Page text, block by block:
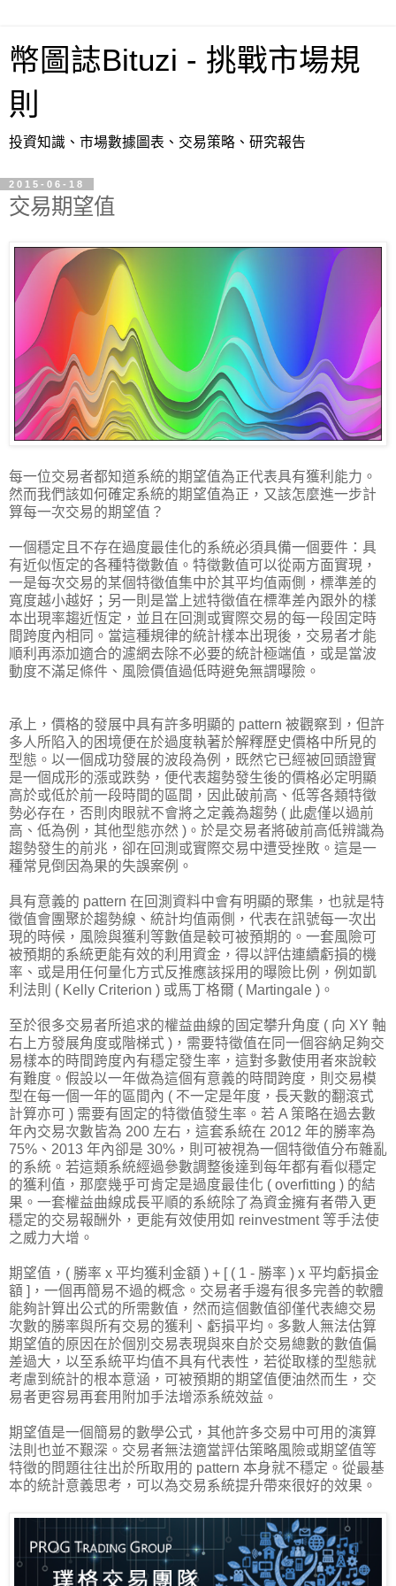
幣圖誌Bituzi - 挑戰市場規
則
投資知識、市場數據圖表、交易策略、研究報告
2015-06-18
交易期望值
每一位交易者都知道系統的期望值為正代表具有獲利能力。
然而我們該如何確定系統的期望值為正，又該怎麼進一步計
算每一次交易的期望值？
一個穩定且不存在過度最佳化的系統必須具備一個要件：具
有近似恆定的各種特徵數值。特徵數值可以從兩方面實現，
一是每次交易的某個特徵值集中於其平均值兩側，標準差的
寬度越小越好；另一則是當上述特徵值在標準差內跟外的樣
本出現率趨近恆定，並且在回測或實際交易的每一段固定時
間跨度內相同。當這種規律的統計樣本出現後，交易者才能
順利再添加適合的濾網去除不必要的統計極端值，或是當波
動度不滿足條件、風險價值過低時避免無謂曝險。
承上，價格的發展中具有許多明顯的 pattern 被觀察到，但許
多人所陷入的困境便在於過度執著於解釋歷史價格中所見的
型態。以一個成功發展的波段為例，既然它已經被回頭證實
是一個成形的漲或跌勢，便代表趨勢發生後的價格必定明顯
高於或低於前一段時間的區間，因此破前高、低等各類特徵
勢必存在，否則肉眼就不會將之定義為趨勢 ( 此處僅以過前
高、低為例，其他型態亦然 )。於是交易者將破前高低辨識為
趨勢發生的前兆，卻在回測或實際交易中遭受挫敗。這是一
種常見倒因為果的失誤案例。
具有意義的 pattern 在回測資料中會有明顯的聚集，也就是特
徵值會團聚於趨勢線、統計均值兩側，代表在訊號每一次出
現的時候，風險與獲利等數值是較可被預期的。一套風險可
被預期的系統更能有效的利用資金，得以評估連續虧損的機
率、或是用任何量化方式反推應該採用的曝險比例，例如凱
利法則 ( Kelly Criterion ) 或馬丁格爾 ( Martingale )。
至於很多交易者所追求的權益曲線的固定攀升角度 ( 向 XY 軸
右上方發展角度或階梯式 )，需要特徵值在同一個容納足夠交
易樣本的時間跨度內有穩定發生率，這對多數使用者來說較
有難度。假設以一年做為這個有意義的時間跨度，則交易模
型在每一個一年的區間內 ( 不一定是年度，長天數的翻滾式
計算亦可 ) 需要有固定的特徵值發生率。若 A 策略在過去數
年內交易次數皆為 200 左右，這套系統在 2012 年的勝率為
75%、2013 年內卻是 30%，則可被視為一個特徵值分布雜亂
的系統。若這類系統經過參數調整後達到每年都有看似穩定
的獲利值，那麼幾乎可肯定是過度最佳化 ( overfitting ) 的結
果。一套權益曲線成長平順的系統除了為資金擁有者帶入更
穩定的交易報酬外，更能有效使用如 reinvestment 等手法使
之威力大增。
期望值，( 勝率 x 平均獲利金額 ) + [ ( 1 - 勝率 ) x 平均虧損金
額 ]，一個再簡易不過的概念。交易者手邊有很多完善的軟體
能夠計算出公式的所需數值，然而這個數值卻僅代表總交易
次數的勝率與所有交易的獲利、虧損平均。多數人無法估算
期望值的原因在於個別交易表現與來自於交易總數的數值偏
差過大，以至系統平均值不具有代表性，若從取樣的型態就
考慮到統計的根本意涵，可被預期的期望值便油然而生，交
易者更容易再套用附加手法增添系統效益。
期望值是一個簡易的數學公式，其他許多交易中可用的演算
法則也並不艱深。交易者無法適當評估策略風險或期望值等
特徵的問題往往出於所取用的 pattern 本身就不穩定。從最基
本的統計意義思考，可以為交易系統提升帶來很好的效果。